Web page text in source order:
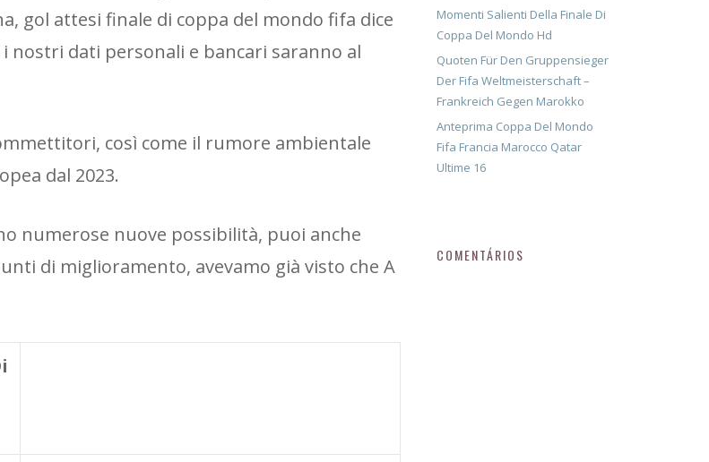
gol attesi finale di coppa del mondo fifa dice
nostri dati personali e bancari saranno al
così come il rumore ambientale
dal 2023.
numerose nuove possibilità, puoi anche
di miglioramento, avevamo già visto che A
Momenti Salienti Della Finale Di
Coppa Del Mondo Hd
Quoten Für Den Gruppensieger
Der Fifa Weltmeisterschaft –
Frankreich Gegen Marokko
Anteprima Coppa Del Mondo
Fifa Francia Marocco Qatar
Ultime 16
COMENTÁRIOS